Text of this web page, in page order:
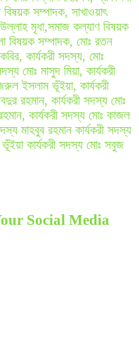
সম্পাদক, সাখাওয়াৎ
মৃধা,সমাজ কল্যাণ বিষয়ক
বিষয়ক সম্পাদক, মোঃ রতন
কার্যকরী সদস্য, মোঃ
মোঃ মাসুদ মিয়া, কার্যকরী
ইসলাম ভূঁইয়া, কার্যকরী
রহমান, কার্যকরী সদস্য মোঃ
কার্যকরী সদস্য মোঃ কাজল
মাহবুব রহমান কার্যকরী সদস্য
কার্যকরী সদস্য মোঃ সবুজ
Social Media